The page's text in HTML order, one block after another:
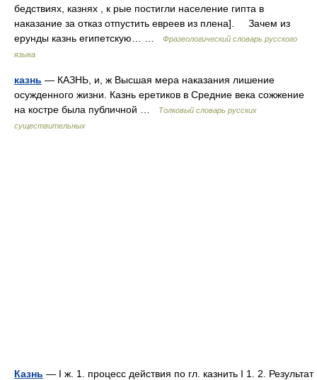
бедствиях, казнях , к рые постигли население гипта в
наказание за отказ отпустить евреев из плена]. Зачем из
ерунды казнь египетскую… …
Фразеологический словарь русского
языка
казнь — КАЗНЬ, и, ж Высшая мера наказания лишение
осужденного жизни. Казнь еретиков в Средние века сожжение
на костре была публичной …
Толковый словарь русских
существительных
Казнь — I ж. 1. процесс действия по гл. казнить I 1. 2. Результат